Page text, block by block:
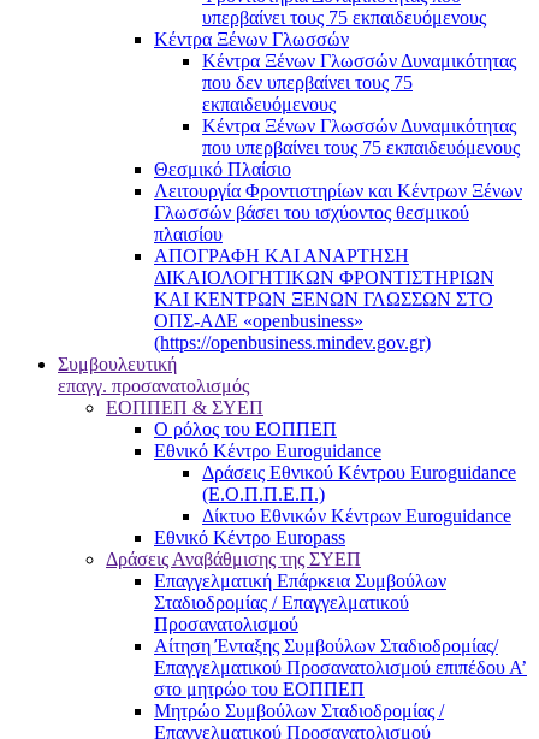
υπερβαίνει τους 75 εκπαιδευόμενους
Κέντρα Ξένων Γλωσσών
Kέντρα Ξένων Γλωσσών Δυναμικότητας
που δεν υπερβαίνει τους 75
εκπαιδευόμενους
Kέντρα Ξένων Γλωσσών Δυναμικότητας
που υπερβαίνει τους 75 εκπαιδευόμενους
Θεσμικό Πλαίσιο
Λειτουργία Φροντιστηρίων και Κέντρων Ξένων
Γλωσσών βάσει του ισχύοντος θεσμικού
πλαισίου
ΑΠΟΓΡΑΦΗ ΚΑΙ ΑΝΑΡΤΗΣΗ
ΔΙΚΑΙΟΛΟΓΗΤΙΚΩΝ ΦΡΟΝΤΙΣΤΗΡΙΩΝ
ΚΑΙ ΚΕΝΤΡΩΝ ΞΕΝΩΝ ΓΛΩΣΣΩΝ ΣΤΟ
ΟΠΣ-ΑΔΕ «openbusiness»
(https://openbusiness.mindev.gov.gr)
Συμβουλευτική
επαγγ. προσανατολισμός
ΕΟΠΠΕΠ & ΣΥΕΠ
Ο ρόλος του ΕΟΠΠΕΠ
Εθνικό Κέντρο Euroguidance
Δράσεις Εθνικού Κέντρου Euroguidance
(Ε.Ο.Π.Π.Ε.Π.)
Δίκτυο Εθνικών Κέντρων Euroguidance
Εθνικό Κέντρο Europass
Δράσεις Αναβάθμισης της ΣΥΕΠ
Επαγγελματική Επάρκεια Συμβούλων
Σταδιοδρομίας / Επαγγελματικού
Προσανατολισμού
Αίτηση Ένταξης Συμβούλων Σταδιοδρομίας/
Επαγγελματικού Προσανατολισμού επιπέδου Α’
στο μητρώο του ΕΟΠΠΕΠ
Μητρώο Συμβούλων Σταδιοδρομίας /
Επαγγελματικού Προσανατολισμού